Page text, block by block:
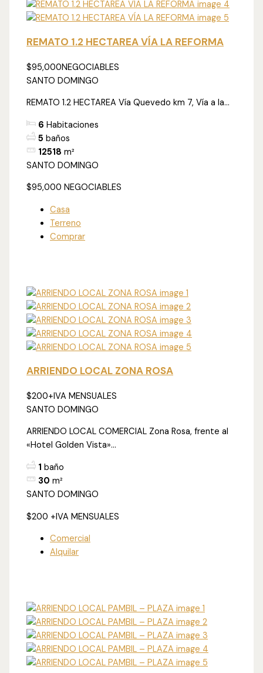
REMATO 1.2 HECTAREA VÍA LA REFORMA
$95,000NEGOCIABLES
SANTO DOMINGO
REMATO 1.2 HECTAREA Vía Quevedo km 7, Vía a la...
6 Habitaciones
5 baños
12518 m²
SANTO DOMINGO
$95,000 NEGOCIABLES
Casa
Terreno
Comprar
ARRIENDO LOCAL ZONA ROSA
$200+IVA MENSUALES
SANTO DOMINGO
ARRIENDO LOCAL COMERCIAL Zona Rosa, frente al
«Hotel Golden Vista»...
1 baño
30 m²
SANTO DOMINGO
$200 +IVA MENSUALES
Comercial
Alquilar